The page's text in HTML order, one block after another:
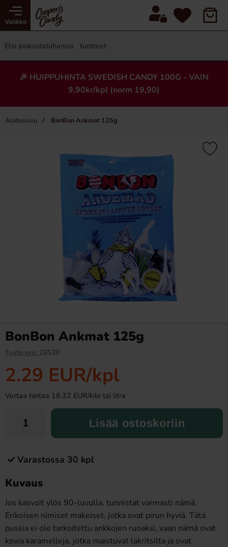
Valikko
🎉 HUIPPUHINTA SWEDISH CANDY 100G - VAIN
9,90kr/kpl (norm 19,90)
Aloitussivu BonBon Ankmat 125g
×
Ramlösa Kirsikka 33cl
Osta
Fazer Viol Tablettipussi 38g
BonBon Ankmat 125g
Tuote nro: 26538
2.29 EUR/kpl
Vertaa hintaa 18.32 EUR/kilo tai litra
Lisää ostoskoriin
Varastossa 30 kpl
Kuvaus
Jos kasvoit ylös 90-luvulla, tunnistat varmasti nämä.
Erikoisen nimiset makeiset, jotka ovat pirun hyviä. Tätä
pussia ei ole tarkoitettu ankkojen ruoaksi, vaan nämä ovat
kovia karamelleja, jotka maistuvat lakritsilta ja ovat